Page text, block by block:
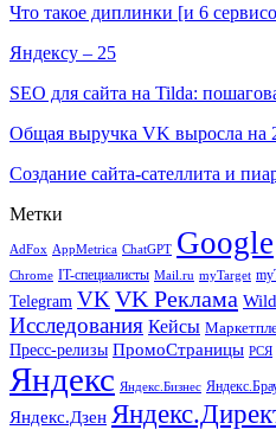
Что такое диплинки [и 6
Яндексу – 25
SEO для сайта на Tilda:
Общая выручка VK выросла на
Создание сайта-сателлита и
Метки
AdFox AppMetrica ChatGPT Google
Chrome IT-специалисты Mail.ru myTarget
Telegram VK VK Реклама
Исследования Кейсы
Пресс-релизы ПромоСтраницы РСЯ
Яндекс Яндекс.Бизнес
Яндекс.Дзен